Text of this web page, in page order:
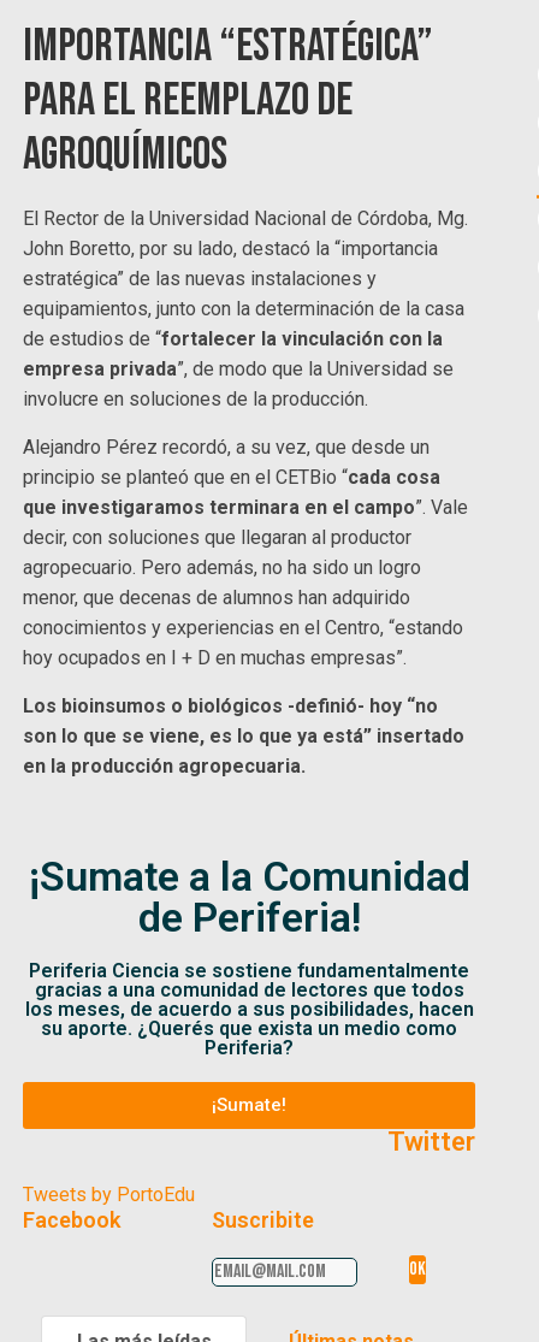
Importancia “estratégica”
para el reemplazo de
agroquímicos
El Rector de la Universidad Nacional de Córdoba, Mg.
John Boretto, por su lado, destacó la “importancia
estratégica” de las nuevas instalaciones y
equipamientos, junto con la determinación de la casa
de estudios de “fortalecer la vinculación con la
empresa privada”, de modo que la Universidad se
involucre en soluciones de la producción.
Alejandro Pérez recordó, a su vez, que desde un
principio se planteó que en el CETBio “cada cosa
que investigaramos terminara en el campo”. Vale
decir, con soluciones que llegaran al productor
agropecuario. Pero además, no ha sido un logro
menor, que decenas de alumnos han adquirido
conocimientos y experiencias en el Centro, “estando
hoy ocupados en I + D en muchas empresas”.
Los bioinsumos o biológicos -definió- hoy “no
son lo que se viene, es lo que ya está” insertado
en la producción agropecuaria.
¡Sumate a la Comunidad
de Periferia!
Periferia Ciencia se sostiene fundamentalmente
gracias a una comunidad de lectores que todos
los meses, de acuerdo a sus posibilidades, hacen
su aporte. ¿Querés que exista un medio como
Periferia?
¡Sumate!
Twitter
Tweets by PortoEdu
Facebook Suscribite